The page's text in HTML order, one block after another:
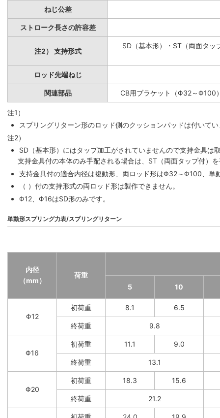
ねじ公差
ストローク長さの許容差
注2） 支持形式
SD（基本形）・ST（両面タッ
ロッド先端ねじ
関連部品 CB用ブラケット（Φ32～Φ100
注1）
スプリングリターン形のロッド側のクッションパッドは付い
注2）
SD（基本形）にはタップ加工がされていませんので支持金具は
支持金具付の本体のみ手配される場合は、ST（両面タップ付）
支持金具付の適合内径は複動形、両ロッド形はΦ32～Φ100、
（ ）付の支持形式の両ロッド形は製作できません。
Φ12、Φ16はSD形のみです。
単動形スプリング力表/スプリングリターン
内径
（mm）
荷重
5
10
Φ12
初荷重 8.1 6.5
終荷重 9.8
Φ16
初荷重 11.1 9.0
終荷重 13.1
Φ20
初荷重 18.3 15.6
終荷重 21.2